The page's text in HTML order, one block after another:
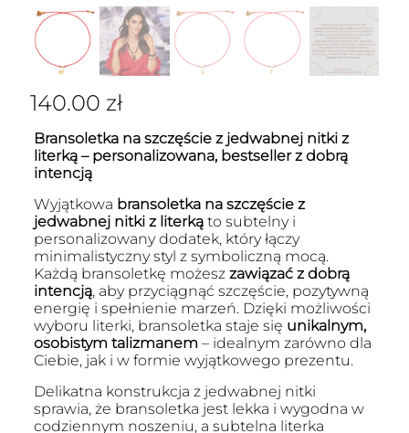
140.00 zł
Bransoletka na szczęście z jedwabnej nitki z
literką – personalizowana, bestseller z dobrą
intencją
Wyjątkowa bransoletka na szczęście z
jedwabnej nitki z literkąto subtelny i
personalizowany dodatek, który łączy
minimalistyczny styl z symboliczną mocą.
Każdą bransoletkę możesz zawiązać z dobrą
intencją, aby przyciągnąć szczęście, pozytywną
energię i spełnienie marzeń. Dzięki możliwości
wyboru literki, bransoletka staje się unikalnym,
osobistym talizmanem – idealnym zarówno dla
Ciebie, jak i w formie wyjątkowego prezentu.
Delikatna konstrukcja z jedwabnej nitki
sprawia, że bransoletka jest lekka i wygodna w
codziennym noszeniu, a subtelna literka